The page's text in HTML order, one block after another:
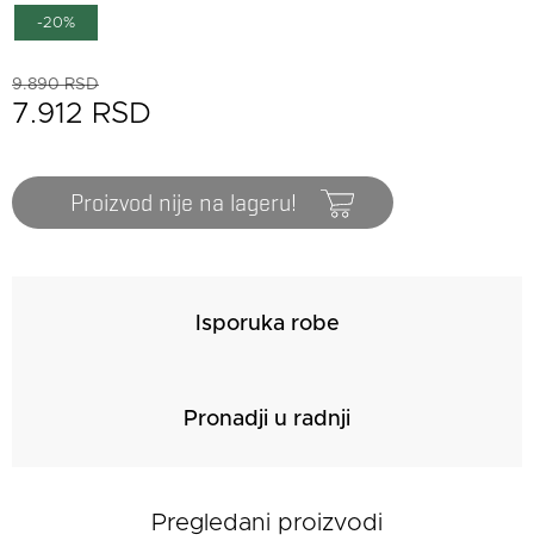
-20%
9.890 RSD
7.912 RSD
Proizvod nije na lageru!
Isporuka robe
Pronadji u radnji
Pregledani proizvodi